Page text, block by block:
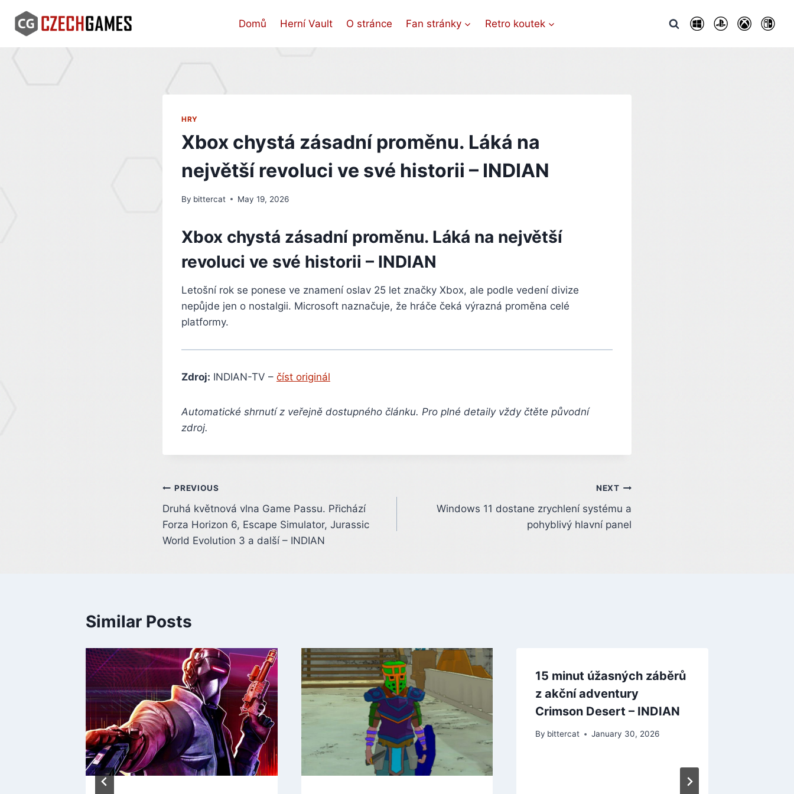
content
Domů Herní Vault O stránce Fan stránky Retro koutek
HRY
Xbox chystá zásadní proměnu. Láká na
největší revoluci ve své historii – INDIAN
By bittercat May 19, 2026
Xbox chystá zásadní proměnu. Láká na největší
revoluci ve své historii – INDIAN
Letošní rok se ponese ve znamení oslav 25 let značky Xbox, ale podle vedení divize
nepůjde jen o nostalgii. Microsoft naznačuje, že hráče čeká výrazná proměna celé
platformy.
Zdroj: INDIAN-TV – číst originál
Automatické shrnutí z veřejně dostupného článku. Pro plné detaily vždy čtěte původní
zdroj.
Post
navigation
PREVIOUS
Druhá květnová vlna Game Passu. Přichází
Forza Horizon 6, Escape Simulator, Jurassic
World Evolution 3 a další – INDIAN
NEXT
Windows 11 dostane zrychlení systému a
pohyblivý hlavní panel
Similar Posts
15 minut úžasných záběrů
z akční adventury
Crimson Desert – INDIAN
By bittercat January 30, 2026